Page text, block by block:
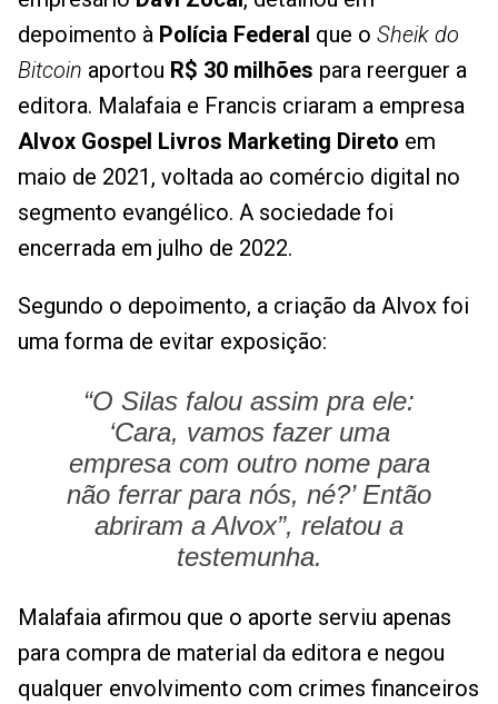
depoimento à Polícia Federal que o Sheik do
Bitcoin aportou R$ 30 milhões para reerguer a
editora. Malafaia e Francis criaram a empresa
Alvox Gospel Livros Marketing Direto em
maio de 2021, voltada ao comércio digital no
segmento evangélico. A sociedade foi
encerrada em julho de 2022.
Segundo o depoimento, a criação da Alvox foi
uma forma de evitar exposição:
“O Silas falou assim pra ele:
‘Cara, vamos fazer uma
empresa com outro nome para
não ferrar para nós, né?’ Então
abriram a Alvox”, relatou a
testemunha.
Malafaia afirmou que o aporte serviu apenas
para compra de material da editora e negou
qualquer envolvimento com crimes financeiros